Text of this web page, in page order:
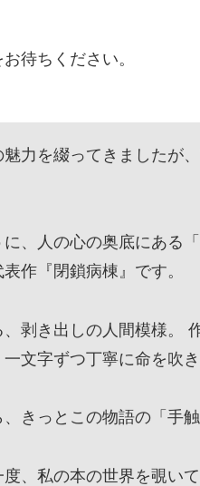
待ちください。
力を綴ってきましたが
、人の心の奥底にある
作『閉鎖病棟』です。
剥き出しの人間模様。
文字ずつ丁寧に命を吹き
きっとこの物語の「手
、私の本の世界を覗いて